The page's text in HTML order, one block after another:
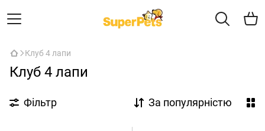
Клуб 4 лапи
Клуб 4 лапи
Фільтр За популярністю